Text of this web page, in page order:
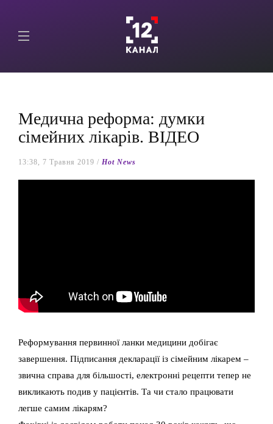
Медична реформа: думки
сімейних лікарів. ВІДЕО
13:38, 7 Травня 2019 / Hot News
Реформування первинної ланки медицини добігає
завершення. Підписання декларації із сімейним лікарем –
звична справа для більшості, електронні рецепти тепер не
викликають подив у пацієнтів. Та чи стало працювати
легше самим лікарям?